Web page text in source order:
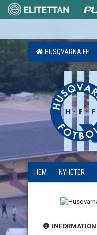
HUSQVARNA FF
HEM NYHETER
INFORMATION